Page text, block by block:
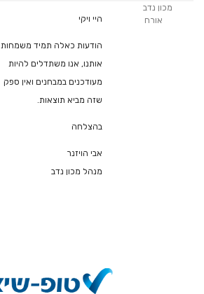
מכון נדב
אורח
היי ויקי
הודעות כאלה תמיד משמחות
אותנו, אנו משתדלים להיות
מעודכנים במבחנים ואין ספק
שזה מביא תוצאות.
בהצלחה
אבי הויזנר
מנהל מכון נדב